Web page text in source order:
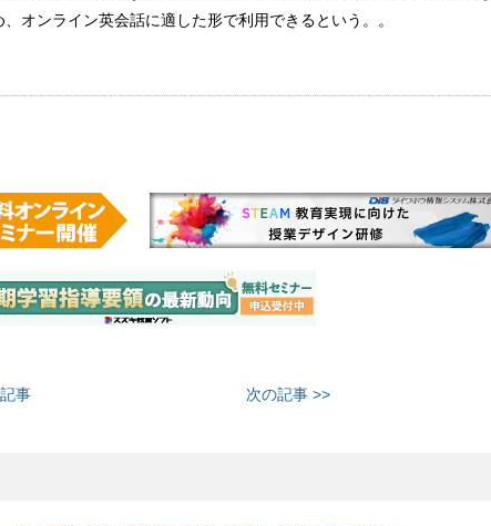
オンライン英会話に適した形で利用できるという。。
事 次の記事 >>